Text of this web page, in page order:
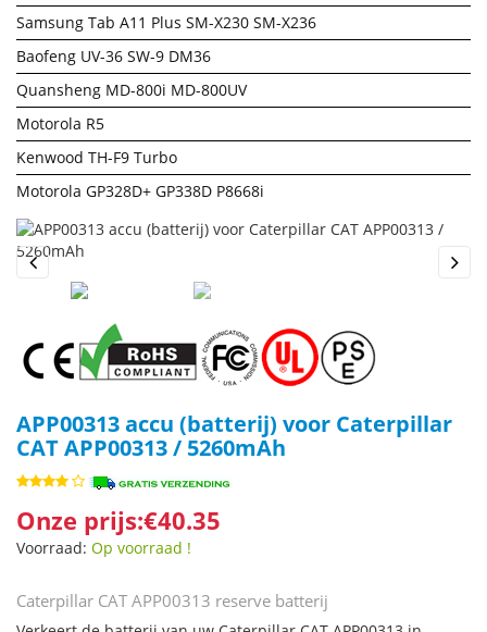
Samsung Tab A11 Plus SM-X230 SM-X236
Baofeng UV-36 SW-9 DM36
Quansheng MD-800i MD-800UV
Motorola R5
Kenwood TH-F9 Turbo
Motorola GP328D+ GP338D P8668i
Previous
APP00313 accu (batterij) voor Caterpillar
CAT APP00313 / 5260mAh
Onze prijs:€40.35
Voorraad: Op voorraad !
Caterpillar CAT APP00313 reserve batterij